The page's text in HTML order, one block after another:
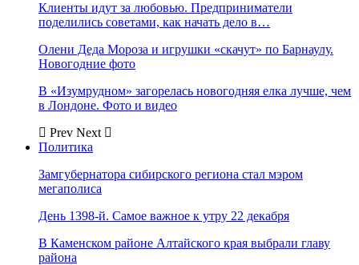
Клиенты идут за любовью. Предприниматели
поделились советами, как начать дело в…
Олени Деда Мороза и игрушки «скачут» по Барнаулу.
Новогодние фото
В «Изумрудном» загорелась новогодняя елка лучше, чем
в Лондоне. Фото и видео
Prev Next
Политика
Замгубернатора сибирского региона стал мэром
мегаполиса
День 1398-й. Самое важное к утру 22 декабря
В Каменском районе Алтайского края выбрали главу
района